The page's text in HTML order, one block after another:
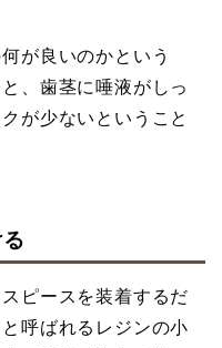
が良いのかという
、歯茎に唾液がしっ
が少ないということ
ピースを装着するだ
呼ばれるレジンの小